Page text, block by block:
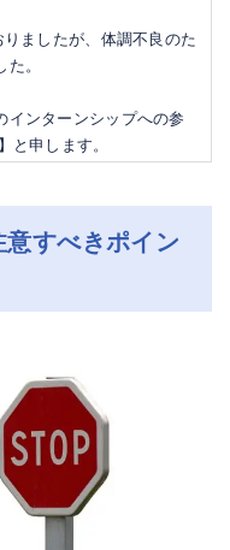
ましたが、体調不良のた
。
インターンシップへの参
と申します。
すべきポイン